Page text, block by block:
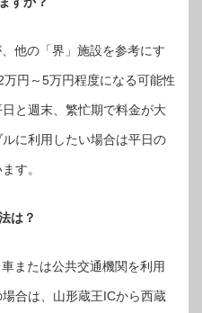
他の「界」施設を参考にす
円～5万円程度になる可能性
と週末、繁忙期で料金が大
に利用したい場合は平日の
す。
は？
または公共交通機関を利用
合は、山形蔵王ICから西蔵